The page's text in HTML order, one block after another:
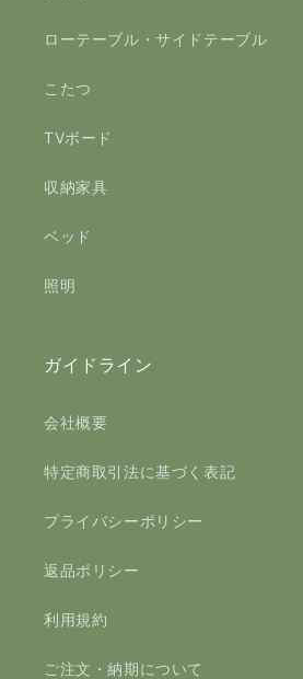
ローテーブル・サイドテーブル
こたつ
TVボード
収納家具
ベッド
照明
ガイドライン
会社概要
特定商取引法に基づく表記
プライバシーポリシー
返品ポリシー
利用規約
ご注文・納期について